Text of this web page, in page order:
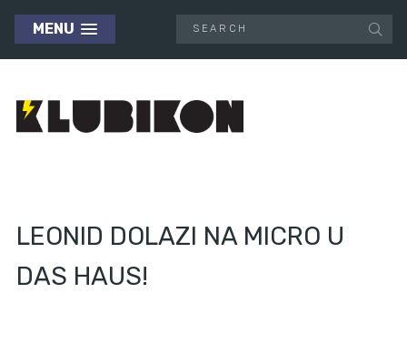
MENU
LEONID DOLAZI NA MICRO U
DAS HAUS!